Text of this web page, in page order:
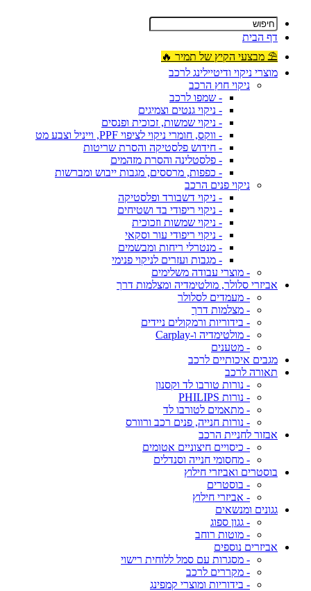
דף הבית
⛱ מבצעי הקיץ של תמיר 🔥
מוצרי ניקוי ודיטיילינג לרכב
ניקוי חוץ הרכב
- שמפו לרכב
- ניקוי גנטים וצמיגים
- ניקוי שמשות, זכוכית ופנסים
- ווקס, חומרי ניקוי לציפוי PPF, וייניל וצבע מט
- חידוש פלסטיקה והסרת שריטות
- פלסטלינה והסרת מזהמים
- כפפות, מרססים, מגבות ייבוש ומברשות
ניקוי פנים הרכב
- ניקוי דשבורד ופלסטיקה
- ניקוי ריפודי בד ושטיחים
- ניקוי שמשות וזכוכית
- ניקוי ריפודי עור וסקאי
- מנטרלי ריחות ומבשמים
- מגבות ועזרים לניקוי פנימי
- מוצרי עבודה משלימים
אביזרי סלולר, מולטימדיה ומצלמות דרך
- מעמדים לסלולר
- מצלמות דרך
- בידוריות ורמקולים ניידים
- מולטימדיה ו-Carplay
- מטענים
מגבים איכותיים לרכב
תאורה לרכב
- נורות טורבו לד וקסנון
- נורות PHILIPS
- מתאמים לטורבו לד
- נורות חנייה, פנים רכב ורוורס
אבזור לחניית הרכב
- כיסויים חיצוניים אטומים
- מחסומי חנייה וסנדלים
בוסטרים ואביזרי חילוץ
- בוסטרים
- אביזרי חילוץ
גגונים ומנשאים
- גגון ספוג
- מוטות רוחב
אביזרים נוספים
- מסגרות עם סמל ללוחית רישוי
- מקררים לרכב
- בידוריות ומוצרי קמפינג